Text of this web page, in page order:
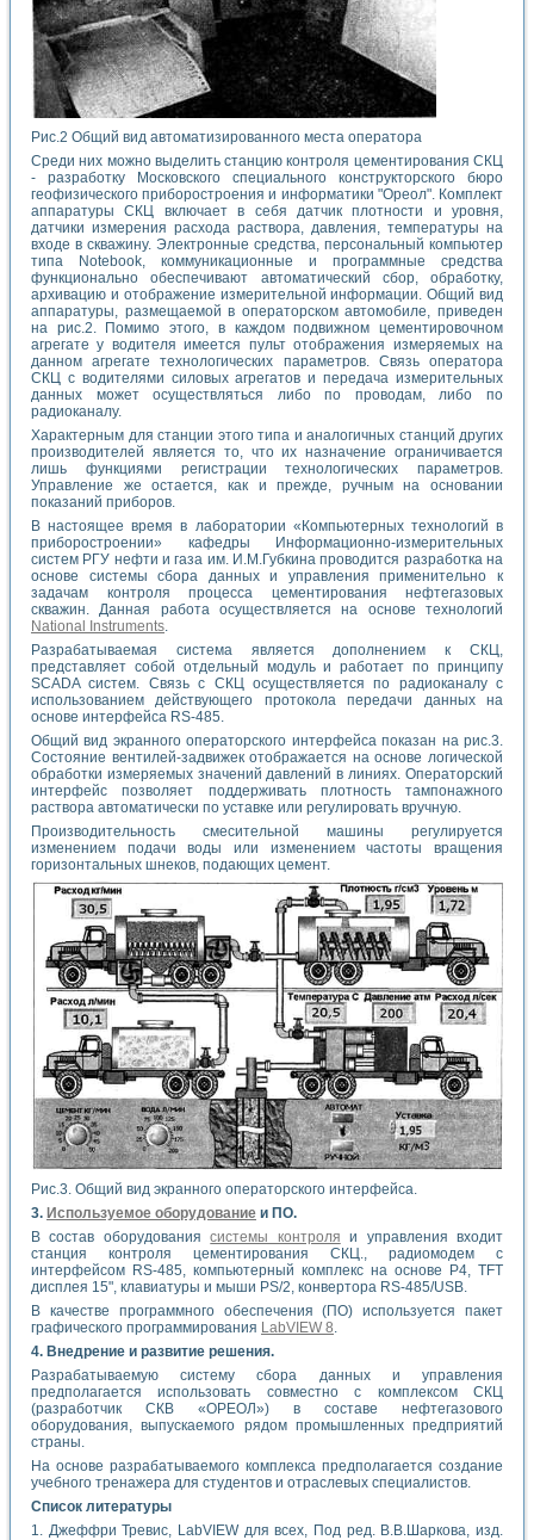
Рис.2 Общий вид автоматизированного места оператора
Среди них можно выделить станцию контроля цементирования СКЦ
- разработку Московского специального конструкторского бюро
геофизического приборостроения и информатики "Ореол". Комплект
аппаратуры СКЦ включает в себя датчик плотности и уровня,
датчики измерения расхода раствора, давления, температуры на
входе в скважину. Электронные средства, персональный компьютер
типа Notebook, коммуникационные и программные средства
функционально обеспечивают автоматический сбор, обработку,
архивацию и отображение измерительной информации. Общий вид
аппаратуры, размещаемой в операторском автомобиле, приведен
на рис.2. Помимо этого, в каждом подвижном цементировочном
агрегате у водителя имеется пульт отображения измеряемых на
данном агрегате технологических параметров. Связь оператора
СКЦ с водителями силовых агрегатов и передача измерительных
данных может осуществляться либо по проводам, либо по
радиоканалу.
Характерным для станции этого типа и аналогичных станций других
производителей является то, что их назначение ограничивается
лишь функциями регистрации технологических параметров.
Управление же остается, как и прежде, ручным на основании
показаний приборов.
В настоящее время в лаборатории «Компьютерных технологий в
приборостроении» кафедры Информационно-измерительных
систем РГУ нефти и газа им. И.М.Губкина проводится разработка на
основе системы сбора данных и управления применительно к
задачам контроля процесса цементирования нефтегазовых
скважин. Данная работа осуществляется на основе технологий
National Instruments.
Разрабатываемая система является дополнением к СКЦ,
представляет собой отдельный модуль и работает по принципу
SCADA систем. Связь с СКЦ осуществляется по радиоканалу с
использованием действующего протокола передачи данных на
основе интерфейса RS-485.
Общий вид экранного операторского интерфейса показан на рис.3.
Состояние вентилей-задвижек отображается на основе логической
обработки измеряемых значений давлений в линиях. Операторский
интерфейс позволяет поддерживать плотность тампонажного
раствора автоматически по уставке или регулировать вручную.
Производительность смесительной машины регулируется
изменением подачи воды или изменением частоты вращения
горизонтальных шнеков, подающих цемент.
Рис.3. Общий вид экранного операторского интерфейса.
3. Используемое оборудование и ПО.
В состав оборудованиясистемы контроля и управления входит
станция контроля цементирования СКЦ., радиомодем с
интерфейсом RS-485, компьютерный комплекс на основе Р4, TFT
дисплея 15", клавиатуры и мыши PS/2, конвертора RS-485/USB.
В качестве программного обеспечения (ПО) используется пакет
графического программирования LabVIEW 8.
4. Внедрение и развитие решения.
Разрабатываемую систему сбора данных и управления
предполагается использовать совместно с комплексом СКЦ
(разработчик СКВ «ОРЕОЛ») в составе нефтегазового
оборудования, выпускаемого рядом промышленных предприятий
страны.
На основе разрабатываемого комплекса предполагается создание
учебного тренажера для студентов и отраслевых специалистов.
Список литературы
1. Джеффри Тревис, LabVIEW для всех, Под ред. В.В.Шаркова, изд.